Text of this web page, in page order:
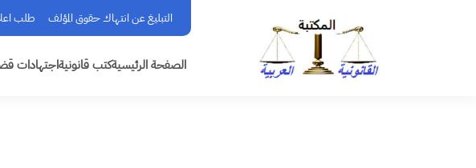
التبليغ عن انتهاك حقوق المؤلف طلب
الصفحة الرئيسيةكتب قانونيةاجتهادات